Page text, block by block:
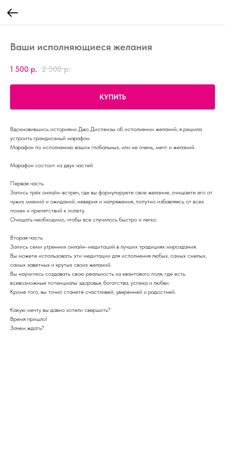
Ваши исполняющиеся желания
1 500 р. 2 500 р.
КУПИТЬ
Вдохновившись историями Джо Диспензы об исполнении желаний, я решила
устроить грандиозный марафон.
Марафон по исполнению ваших глобальных, или не очень, мечт и желаний.
Марафон состоит из двух частей.
Первая часть
Запись трёх онлайн-встреч, где вы формулируете свое желание, очищаете его от
чужих мнений и ожиданий, неверия и напряжения, попутно избавляясь от всех
помех и препятствий к полету.
Очищать необходимо, чтобы все случилось быстро и легко.
Вторая часть
Запись семи утренних онлайн-медитаций в лучших традициях мироздания.
Вы можете использовать эти медитации для исполнения любых, самых смелых,
самых заветных и крутых своих желаний.
Вы научитесь создавать свою реальность из квантового поля, где есть
всевозможные потенциалы здоровья, богатства, успеха и любви.
Кроме того, вы точно станете счастливей, уверенней и радостней.
Какую мечту вы давно хотели свершить?
Время пришло!
Зачем ждать?